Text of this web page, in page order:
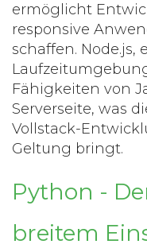
ermöglicht
responsive
schaffen. Node.js,
Fähigkeiten von
Serverseite, was
Vollstack-
Geltung bringt.
Python -
breitem